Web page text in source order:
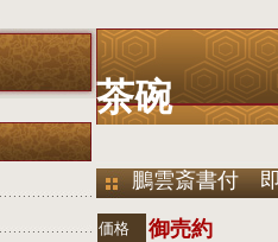
茶碗
鵬雲斎書付
価格 御売約